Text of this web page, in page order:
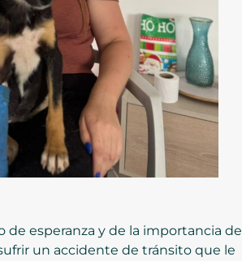
esperanza y de la importancia de
un accidente de tránsito que le